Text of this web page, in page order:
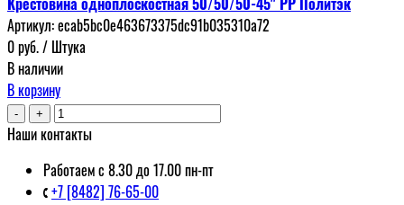
Артикул:ecab5bc0e463673375dc91b035310a72
0руб./ Штука
В наличии
В корзину
- +
Наши контакты
Работаем с 8.30 до 17.00 пн-пт
+7 [8482] 76-65-00